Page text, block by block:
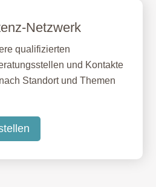
Netzwerk
qualifizierten
und Kontakte
Standort und Themen